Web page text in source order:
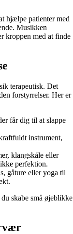
hjælpe patienter med
Musikken
kroppen med at finde
terapeutisk. Det
forstyrrelser. Her er
får dig til at slappe
instrument,
klangskåle eller
perfektion.
gåture eller yoga til
skabe små øjeblikke